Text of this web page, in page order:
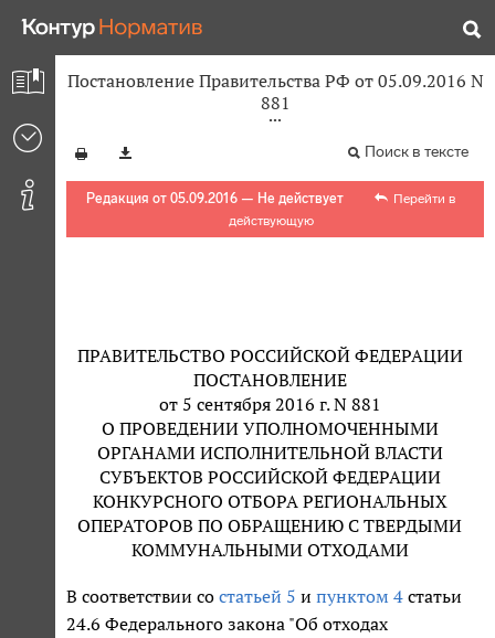
Постановление Правительства РФ от 05.09.2016 N
881
Поиск в тексте
Редакция от 05.09.2016 — Не действует
Перейти в
действующую
ПРАВИТЕЛЬСТВО РОССИЙСКОЙ ФЕДЕРАЦИИ
ПОСТАНОВЛЕНИЕ
от 5 сентября 2016 г. N 881
О ПРОВЕДЕНИИ УПОЛНОМОЧЕННЫМИ
ОРГАНАМИ ИСПОЛНИТЕЛЬНОЙ ВЛАСТИ
СУБЪЕКТОВ РОССИЙСКОЙ ФЕДЕРАЦИИ
КОНКУРСНОГО ОТБОРА РЕГИОНАЛЬНЫХ
ОПЕРАТОРОВ ПО ОБРАЩЕНИЮ С ТВЕРДЫМИ
КОММУНАЛЬНЫМИ ОТХОДАМИ
В соответствии со статьей 5 и пунктом 4 статьи
24.6 Федерального закона "Об отходах